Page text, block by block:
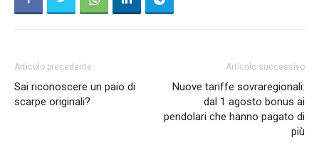
Articolo precedente
Sai riconoscere un paio di
scarpe originali?
Articolo successivo
Nuove tariffe sovraregionali:
dal 1 agosto bonus ai
pendolari che hanno pagato di
più